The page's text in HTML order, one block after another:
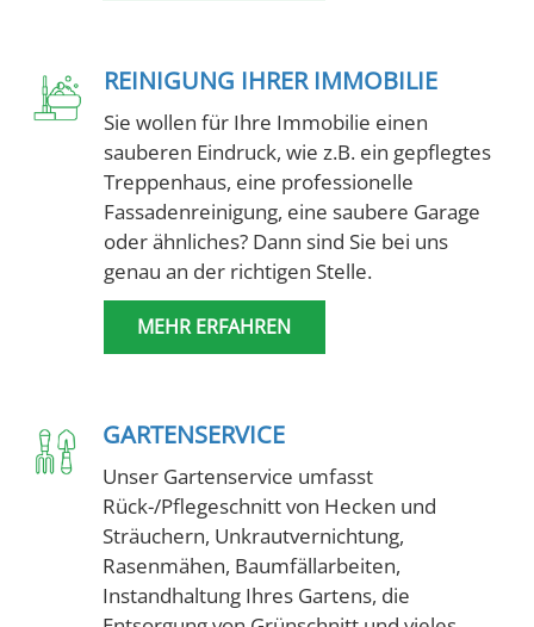
REINIGUNG IHRER IMMOBILIE
Sie wollen für Ihre Immobilie einen
sauberen Eindruck, wie z.B. ein gepflegtes
Treppenhaus, eine professionelle
Fassadenreinigung, eine saubere Garage
oder ähnliches? Dann sind Sie bei uns
genau an der richtigen Stelle.
MEHR ERFAHREN
GARTENSERVICE
Unser Gartenservice umfasst
Rück-/Pflegeschnitt von Hecken und
Sträuchern, Unkrautvernichtung,
Rasenmähen, Baumfällarbeiten,
Instandhaltung Ihres Gartens, die